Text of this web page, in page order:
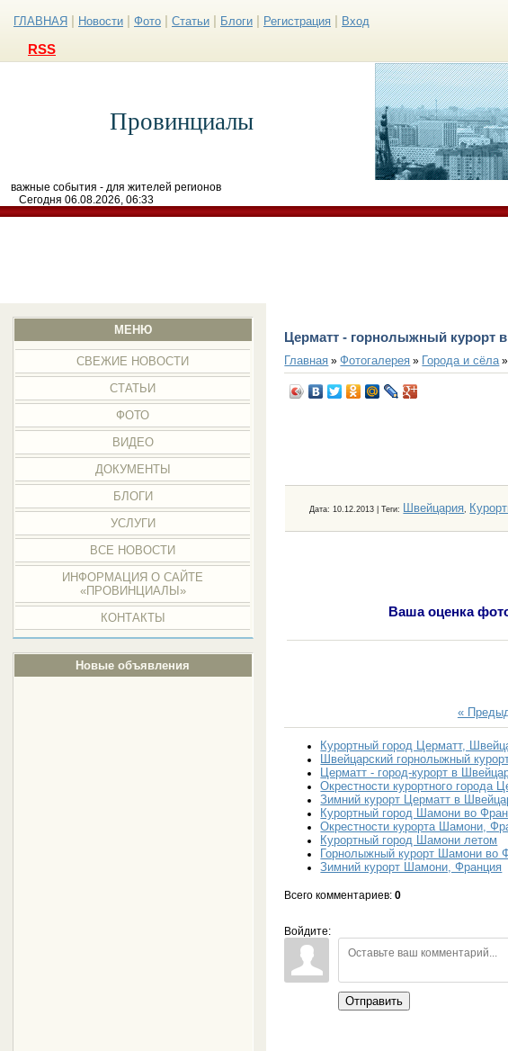
ГЛАВНАЯ Новости Фото Статьи Блоги Регистрация Вход
RSS
Провинциалы
важные события - для жителей регионов
Сегодня 06.08.2026, 06:33
МЕНЮ
СВЕЖИЕ НОВОСТИ
СТАТЬИ
ФОТО
ВИДЕО
ДОКУМЕНТЫ
БЛОГИ
УСЛУГИ
ВСЕ НОВОСТИ
ИНФОРМАЦИЯ О САЙТЕ
«ПРОВИНЦИАЛЫ»
КОНТАКТЫ
Новые объявления
Церматт - горнолыжный курорт
Главная »Фотогалерея » Города и сёла »
Дата: 10.12.2013 |Теги: Швейцария
Ваша оценка
«
Курортный город Церматт,
Швейцарский горнолыжный
Церматт - город-курорт в
Окрестности курортного города
Зимний курорт Церматт в
Курортный город Шамони во
Окрестности курорта Шамони,
Курортный город Шамони летом
Горнолыжный курорт Шамони во
Зимний курорт Шамони, Франция
Всего комментариев:0
Войдите:
Отправить